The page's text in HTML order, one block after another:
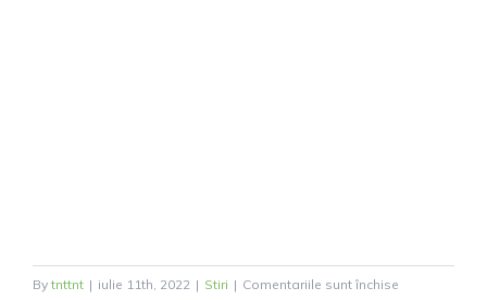
By tnttnt | iulie 11th, 2022 | Stiri | Comentariile sunt închise